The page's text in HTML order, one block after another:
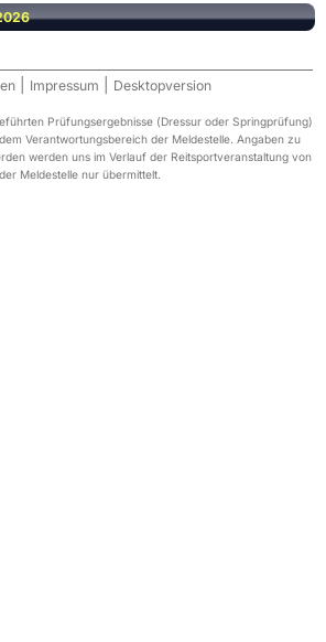
Impressum Desktopversion
Prüfungsergebnisse (Dressur oder Springprüfung)
Verantwortungsbereich der Meldestelle. Angaben zu
werden uns im Verlauf der Reitsportveranstaltung von
der Meldestelle nur übermittelt.